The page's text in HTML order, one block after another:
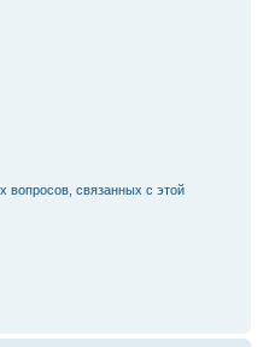
вопросов, связанных с этой